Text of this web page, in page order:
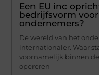
Een EU inc
bedrijfsvorm
ondernemers?
De wereld van het
internationaler. Waar
voornamelijk binnen
opereren